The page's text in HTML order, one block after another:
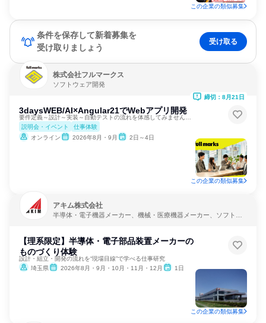
この企業の類似募集
条件を保存して新着募集を
受け取りましょう
受け取る
株式会社フルマークス
ソフトウェア開発
3daysWEB/AI×Angular21でWebアプリ開発
説明会・イベント
仕事体験
オンライン
2026年8月・9月 2日～4日
締切：8月21日
この企業の類似募集
アキム株式会社
半導体・電子機器メーカー、機械・医療機器メーカー、ソフトウ
【理系限定】半導体・電子部品装置メーカーの
ものづくり体験
設計・組立・開発の流れを“現場目線”で学べる仕事研究
埼玉県
2026年8月・9月・10月・11月・12月 1日
この企業の類似募集